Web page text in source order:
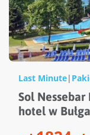
Last Minute|
Sol Nessebar
hotel w